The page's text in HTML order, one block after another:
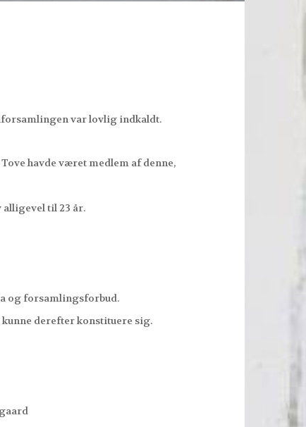
var lovlig indkaldt.
havde været medlem af denne,
alligevel til 23 år.
og forsamlingsforbud.
derefter konstituere sig.